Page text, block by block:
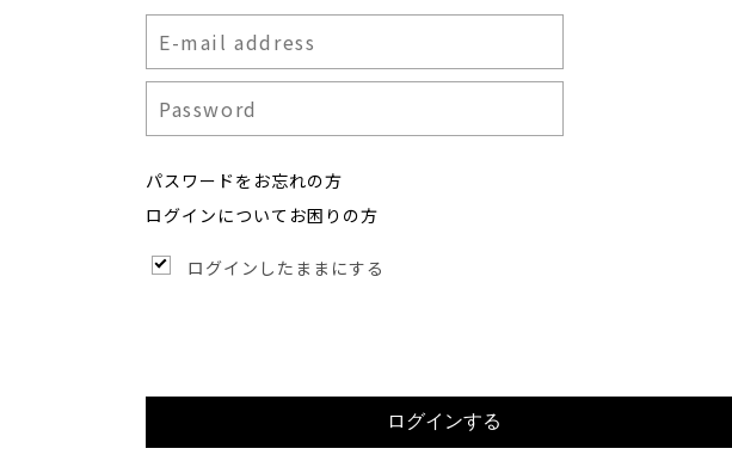
パスワードをお忘れの方
ログインについてお困りの方
ログインしたままにする
ログインする